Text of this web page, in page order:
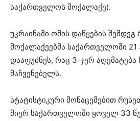
საქართველოს მოქალაქე).
უკრაინაში ომის დაწყების შემდეგ
მოქალაქეებმა საქართველოში 21
დააფუძნეს, რაც 3-ჯერ აღემატება
მაჩვენებელს.
სტატისტიკური მონაცემებით
მიერ საქართველოში ყოველ 33